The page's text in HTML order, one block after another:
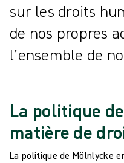
sur les droits
de nos propres
l’ensemble de
La politique
matière de
La politique de Mölnlycke